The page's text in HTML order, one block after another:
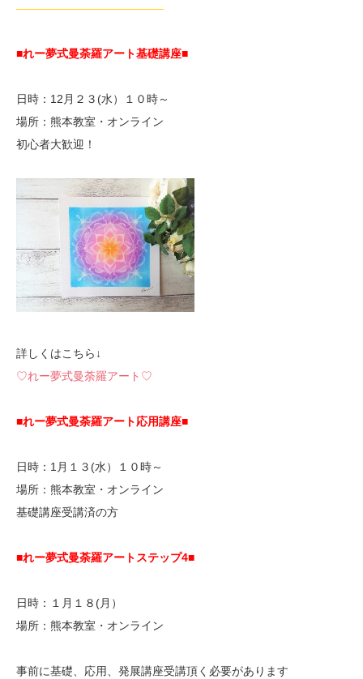
—————————————
■れー夢式曼荼羅アート基礎講座■
日時：12月２３(水）１０時～
場所：熊本教室・オンライン
初心者大歓迎！
詳しくはこちら↓
♡れー夢式曼荼羅アート♡
■れー夢式曼荼羅アート応用講座■
日時：1月１３(水）１０時～
場所：熊本教室・オンライン
基礎講座受講済の方
■れー夢式曼荼羅アートステップ4■
日時：１月１８(月）
場所：熊本教室・オンライン
事前に基礎、応用、発展講座受講頂く必要があります